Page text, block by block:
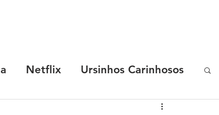
Netflix Ursinhos Carinhosos